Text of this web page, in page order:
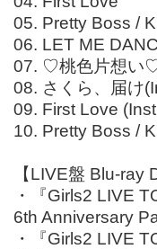
05. Pretty Boss /
06. LET ME
07. ♡桃色片想い
08. さくら、届け
09. First Love
10. Pretty Boss /
【LIVE盤 Blu-ray
・『Girls2 LIVE
6th Anniversary
・『Girls2 LIVE